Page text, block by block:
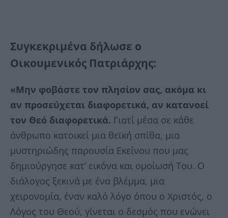
Συγκεκριμένα δήλωσε ο
Οικουμενικός Πατριάρχης:
«Μην φοβάστε τον πλησίον σας, ακόμα κι
αν προσεύχεται διαφορετικά, αν κατανοεί
τον Θεό διαφορετικά. Γιατί μέσα σε κάθε
άνθρωπο κατοικεί μια θεϊκή σπίθα, μια
μυστηριώδης παρουσία Εκείνου που μας
δημιούργησε κατ’ εικόνα και ομοίωσή Του. Ο
διάλογος ξεκινά με ένα βλέμμα, μια
χειρονομία, έναν καλό λόγο όπου ο Χριστός, ο
Λόγος του Θεού, γίνεται ο δεσμός που ενώνει